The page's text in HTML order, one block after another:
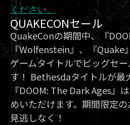
ください。
QUAKECONセール
QuakeConの期間中、『
『Wolfenstein』、『Quake
ゲームタイトルでビッグセ
す！ Bethesdaタイトルが最
『DOOM: The Dark Ages』
めいただけます。期間限定
見逃しなく！